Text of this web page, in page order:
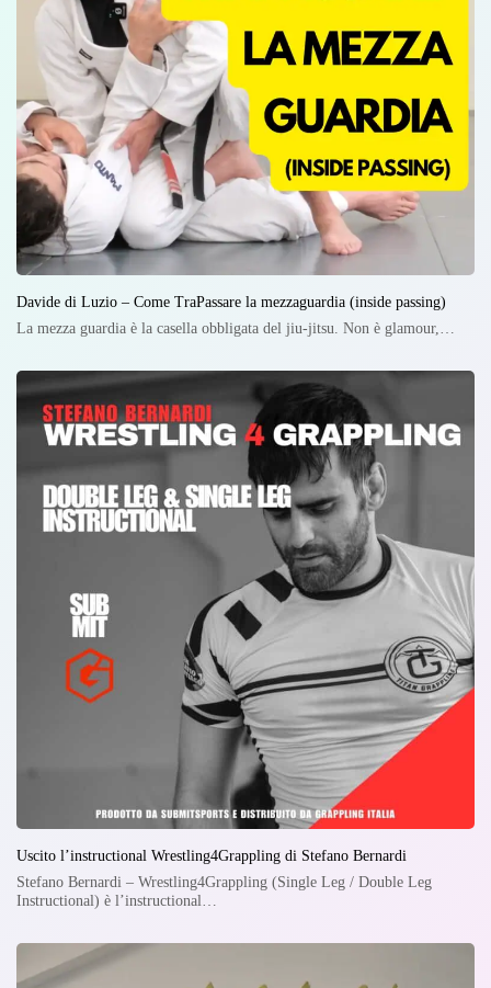
Davide di Luzio – Come TraPassare la mezzaguardia (inside passing)
La mezza guardia è la casella obbligata del jiu-jitsu. Non è glamour,…
Uscito l’instructional Wrestling4Grappling di Stefano Bernardi
Stefano Bernardi – Wrestling4Grappling (Single Leg / Double Leg
Instructional) è l’instructional…